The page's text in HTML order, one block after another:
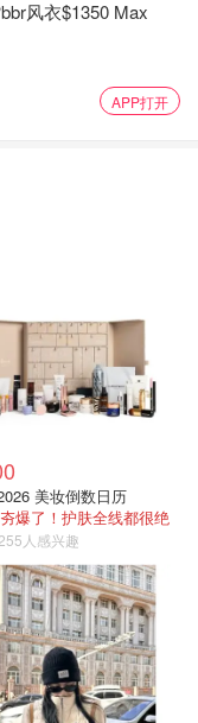
风衣$1350 Max
APP打开
美妆倒数日历
爆了！护肤全线都很绝
255人感兴趣